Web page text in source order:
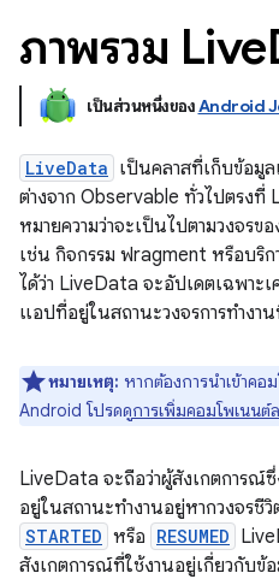
ภาพรวม Live
เป็นส่วนหนึ่งของAndroid
LiveData เป็นคลาสที่เก็บข้อมู
ต่างจาก Observable ทั่วไปตรงที่
หมายความว่าจะเป็นไปตามวงจร
เช่น กิจกรรม ฟragment หรือบริก
ได้ว่า LiveData จะอัปเดตเฉพาะ
แอปที่อยู่ในสถานะวงจรการทํางา
หมายเหตุ: หากต้องการนําเข้าคอ
Android โปรดดูการเพิ่มคอมโพเนนต์
LiveData จะถือว่าผู้สังเกตการณ์
อยู่ในสถานะทำงานอยู่หากวงจรชี
STARTED หรือ RESUMED
สังเกตการณ์ที่ใช้งานอยู่เกี่ยวกับข้